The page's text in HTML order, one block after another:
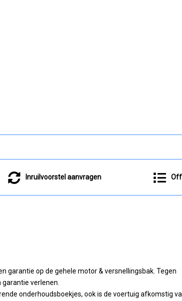
Inruilvoorstel aanvragen
garantie op de gehele motor & versnellingsbak. Tegen
verlenen.
onderhoudsboekjes, ook is de voertuig afkomstig